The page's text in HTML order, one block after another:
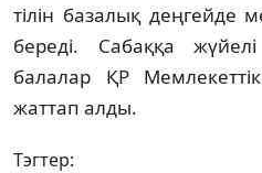
тілін базалық деңгейде
береді. Сабаққа
балалар ҚР
жаттап алды.
Тэгтер: